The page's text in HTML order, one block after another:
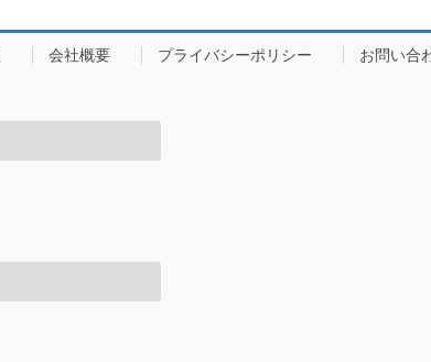
会社概要 プライバシーポリシー お問い合